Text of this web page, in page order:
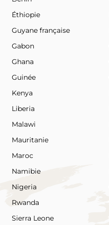
Éthiopie
Guyane française
Gabon
Ghana
Guinée
Kenya
Liberia
Malawi
Mauritanie
Maroc
Namibie
Nigeria
Rwanda
Sierra Leone